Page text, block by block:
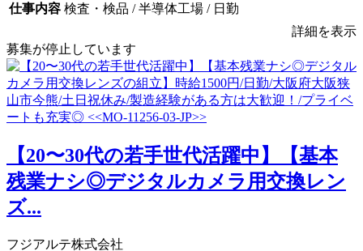
仕事内容 検査・検品 / 半導体工場 / 日勤
詳細を表示
募集が停止しています
【20〜30代の若手世代活躍中】【基本
残業ナシ◎デジタルカメラ用交換レン
ズ...
フジアルテ株式会社